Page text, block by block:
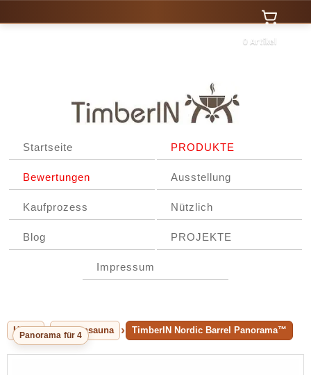
0 Artikel
Startseite PRODUKTE
Bewertungen Ausstellung
Kaufprozess Nützlich
Blog PROJEKTE
Impressum
Home Aussensauna TimberIN Nordic Barrel Panorama™
Panorama für 4